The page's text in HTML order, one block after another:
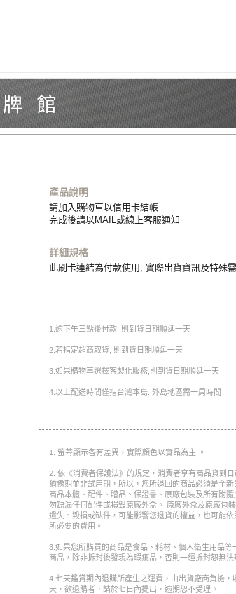
產品說明
請加入購物車以信用卡結帳
完成後請以MAIL或線上客服通知
詳細規格
此刷卡連結為付款使用, 實際出貨資訊及特殊
1.逾下午三點後付款, 則到貨日期順延一天
2.若指定超商取貨, 則到貨日期順延一天
3.如果購物車選擇客製化服務,則到貨日期順延一天
4.以上配送時間僅指台灣本島. 外島地區需一周時間
1. 螢幕顯示各有差異，實際顏色以實品為主 。
2. 依《消費者保護法》的規定，消費者享有商品貨到
猶豫期並非試用期，所以，您所退回的商品必須是全
商品本體、配件、贈品、保證書、原廠包裝及所有附
勿缺漏任何配件或損毀原廠外盒。 原廠外盒及原廠包
遺失、毀損或缺件，可能影響您退貨的權益，也可能
所必要的費用。
3.如果您所購買的商品是食品、耗材、個人衛生用品等
商品，除非拆封後發現為瑕疵品，否則一經拆封恕無法
4.七天鑑賞期內退購所產生之運費，由出貨廠商負擔，
天，欲退購者，請於七日內提出，逾期恕不受理。